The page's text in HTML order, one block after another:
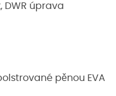
DWR úprava
pěnou EVA